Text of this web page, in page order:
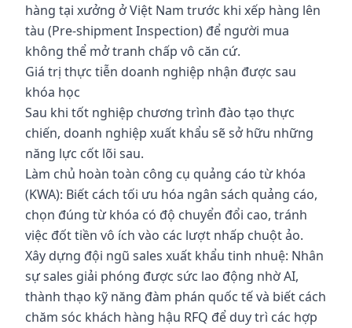
hàng tại xưởng ở Việt Nam trước khi xếp hàng lên
tàu (Pre-shipment Inspection) để người mua
không thể mở tranh chấp vô căn cứ.
Giá trị thực tiễn doanh nghiệp nhận được sau
khóa học
Sau khi tốt nghiệp chương trình đào tạo thực
chiến, doanh nghiệp xuất khẩu sẽ sở hữu những
năng lực cốt lõi sau.
Làm chủ hoàn toàn công cụ quảng cáo từ khóa
(KWA): Biết cách tối ưu hóa ngân sách quảng cáo,
chọn đúng từ khóa có độ chuyển đổi cao, tránh
việc đốt tiền vô ích vào các lượt nhấp chuột ảo.
Xây dựng đội ngũ sales xuất khẩu tinh nhuệ: Nhân
sự sales giải phóng được sức lao động nhờ AI,
thành thạo kỹ năng đàm phán quốc tế và biết cách
chăm sóc khách hàng hậu RFQ để duy trì các hợp